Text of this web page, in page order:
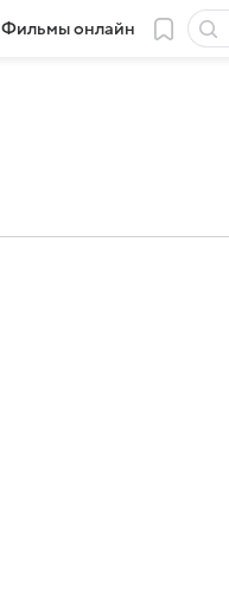
Фильмы онлайн